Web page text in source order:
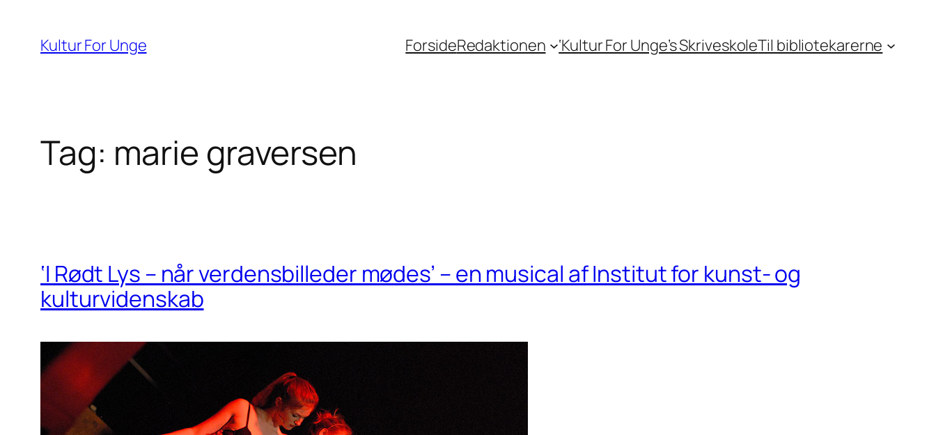
indhold
Kultur For Unge ForsideRedaktionen ‘Kultur For Unge’s SkriveskoleTil bibliotekarerne
Tag: marie graversen
‘I Rødt Lys – når verdensbilleder mødes’ – en musical af Institut for kunst- og
kulturvidenskab